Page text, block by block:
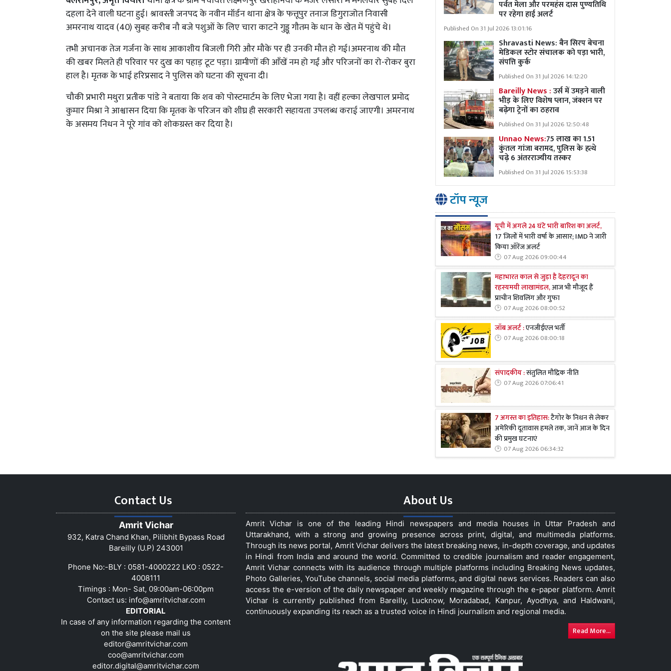
दहला देने वाली घटना हुई। श्रावस्ती जनपद के नवीन मॉर्डन थाना क्षेत्र के फत्तूपुर तनाज डिगुराजोत निवासी
अमरनाथ यादव (40) सुबह करीब नौ बजे पशुओं के लिए चारा काटने गुड्डू गौतम के धान के खेत में पहुंचे थे।
तभी अचानक तेज गर्जना के साथ आकाशीय बिजली गिरी और मौके पर ही उनकी मौत हो गई।अमरनाथ की मौत
की खबर मिलते ही परिवार पर दुख का पहाड़ टूट पड़ा। ग्रामीणों की आँखें नम हो गईं और परिजनों का रो-रोकर बुरा
हाल है। मृतक के भाई हरिप्रसाद ने पुलिस को घटना की सूचना दी।
चौकी प्रभारी मथुरा प्रतीक पांडे ने बताया कि शव को पोस्टमार्टम के लिए भेजा गया है। वहीं हल्का लेखपाल प्रमोद
कुमार मिश्रा ने आश्वासन दिया कि मृतक के परिजन को शीघ्र ही सरकारी सहायता उपलब्ध कराई जाएगी। अमरनाथ
के असमय निधन ने पूरे गांव को शोकग्रस्त कर दिया है।
पर्वत मेला और परमहंस दास पुण्यतिथि
पर रहेगा हाई अलर्ट
Published On 31 Jul 2026 13:01:16
Shravasti News:बैन सिरप बेचना
मेडिकल स्टोर संचालक को पड़ा भारी,
संपत्ति कुर्क
Published On 31 Jul 2026 14:12:20
Bareilly News :उर्स में उमड़ने वाली
भीड़ के लिए विशेष प्लान, जंक्शन पर
बढ़ेगा ट्रेनों का ठहराव
Published On 31 Jul 2026 12:50:48
Unnao News:75 लाख का 1.51
कुंतल गांजा बरामद, पुलिस के हत्थे
चढ़े 6 अंतरराज्यीय तस्कर
Published On 31 Jul 2026 15:53:38
टॉप न्यूज
यूपी में अगले 24 घंटे भारी बारिश का अलर्ट,
17 जिलों में भारी वर्षा के आसार; IMD ने जारी
किया ऑरेंज अलर्ट
07 Aug 2026 09:00:44
महाभारत काल से जुड़ा है देहरादून का
रहस्यमयी लाखामंडल,आज भी मौजूद हैं
प्राचीन शिवलिंग और गुफा
07 Aug 2026 08:00:52
जॉब अलर्ट :एनजीईएल भर्ती
07 Aug 2026 08:00:18
संपादकीय :संतुलित मौद्रिक नीति
07 Aug 2026 07:06:41
7 अगस्त का इतिहास:टैगोर के निधन से लेकर
अमेरिकी दूतावास हमले तक, जानें आज के दिन
की प्रमुख घटनाएं
07 Aug 2026 06:34:32
Contact Us
Amrit Vichar
932, Katra Chand Khan, Pilibhit Bypass Road
Bareilly (U.P) 243001
Phone No:-BLY : 0581-4000222 LKO : 0522-
4008111
Timings : Mon- Sat, 09:00am-06:00pm
Contact us: info@amritvichar.com
EDITORIAL
In case of any information regarding the content
on the site please mail us
editor@amritvichar.com
coo@amritvichar.com
editor.digital@amritvichar.com
About Us
Amrit Vichar is one of the leading Hindi newspapers and media houses in Uttar Pradesh and
Uttarakhand, with a strong and growing presence across print, digital, and multimedia platforms.
Through its news portal, Amrit Vichar delivers the latest breaking news, in-depth coverage, and updates
in Hindi from India and around the world. Committed to credible journalism and reader engagement,
Amrit Vichar connects with its audience through multiple platforms including Breaking News updates,
Photo Galleries, YouTube channels, social media platforms, and digital news services. Readers can also
access the e-version of the daily newspaper and weekly magazine through the e-paper platform. Amrit
Vichar is currently published from Bareilly, Lucknow, Moradabad, Kanpur, Ayodhya, and Haldwani,
continuously expanding its reach as a trusted voice in Hindi journalism and regional media.
Read More...